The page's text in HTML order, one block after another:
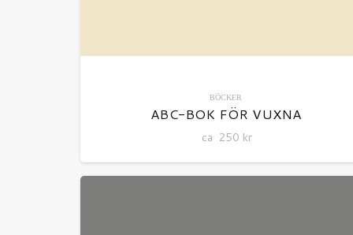
BÖCKER
ABC-BOK FÖR VUXNA
ca 250 kr